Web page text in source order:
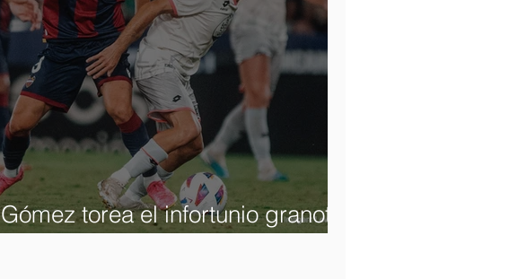
torea el infortunio granota
del Ciutat con gol y oreja